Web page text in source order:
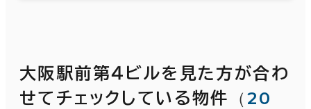
大阪駅前第４ビルを見た方が合わ
せてチェックしている物件
（20